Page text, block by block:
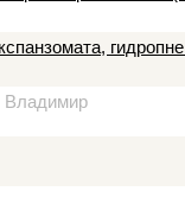
Владимир